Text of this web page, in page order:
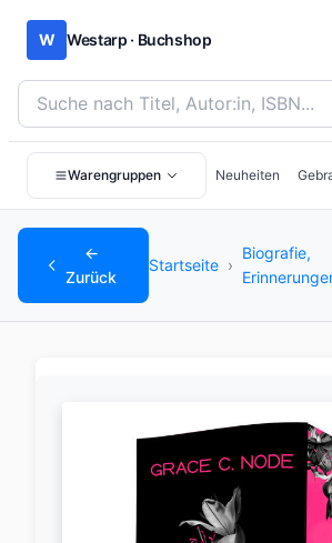
W Westarp · Buchshop
Bücher suchen nach Titel, Autor:in oder
Warengruppen Neuheiten
←
Zurück
Startseite ›
Biografie,